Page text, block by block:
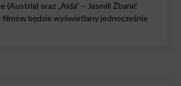
(Austria) oraz „Aida” – Jasmili Žbanić
filmów będzie wyświetlany jednocześnie